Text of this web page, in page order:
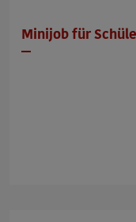
erfolgt
Minijob für